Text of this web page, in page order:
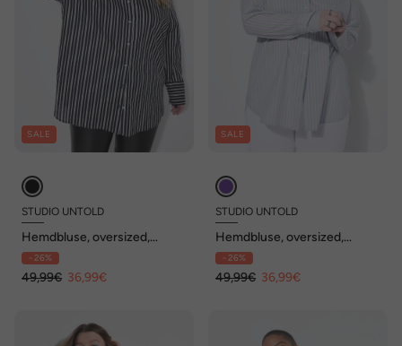
SALE
STUDIO UNTOLD
Hemdbluse, oversized,
Streifen
- 26%
49,99€ 36,99€
SALE
STUDIO UNTOLD
Hemdbluse, oversized,
Streifen
- 26%
49,99€ 36,99€